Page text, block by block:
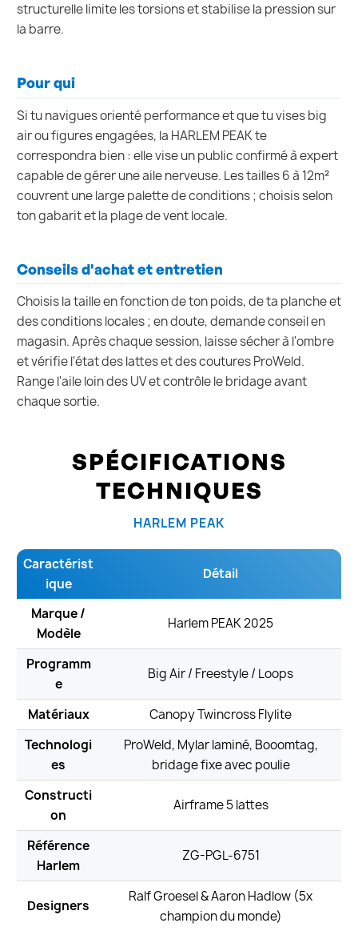
structurelle limite les torsions et stabilise la pression sur
la barre.
Pour qui
Si tu navigues orienté performance et que tu vises big
air ou figures engagées, la HARLEM PEAK te
correspondra bien : elle vise un public confirmé à expert
capable de gérer une aile nerveuse. Les tailles 6 à 12m²
couvrent une large palette de conditions ; choisis selon
ton gabarit et la plage de vent locale.
Conseils d'achat et entretien
Choisis la taille en fonction de ton poids, de ta planche et
des conditions locales ; en doute, demande conseil en
magasin. Après chaque session, laisse sécher à l'ombre
et vérifie l'état des lattes et des coutures ProWeld.
Range l'aile loin des UV et contrôle le bridage avant
chaque sortie.
SPÉCIFICATIONS
TECHNIQUES
HARLEM PEAK
Caractérist
ique
Détail
Marque /
Modèle
Harlem PEAK 2025
Programm
e
Big Air / Freestyle / Loops
Matériaux
Canopy Twincross Flylite
Technologi
es
ProWeld, Mylar laminé, Booomtag,
bridage fixe avec poulie
Constructi
on
Airframe 5 lattes
Référence
Harlem
ZG-PGL-6751
Designers
Ralf Groesel & Aaron Hadlow (5x
champion du monde)